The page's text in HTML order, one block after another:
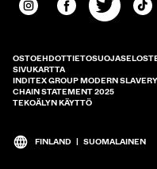
OSTOEHDOT
SIVUKARTTA
INDITEX GROUP MODERN
CHAIN STATEMENT 2025
TEKOÄLYN KÄYTTÖ
Vaihda markkina ja kieltä
FINLAND | SUOMALAINEN